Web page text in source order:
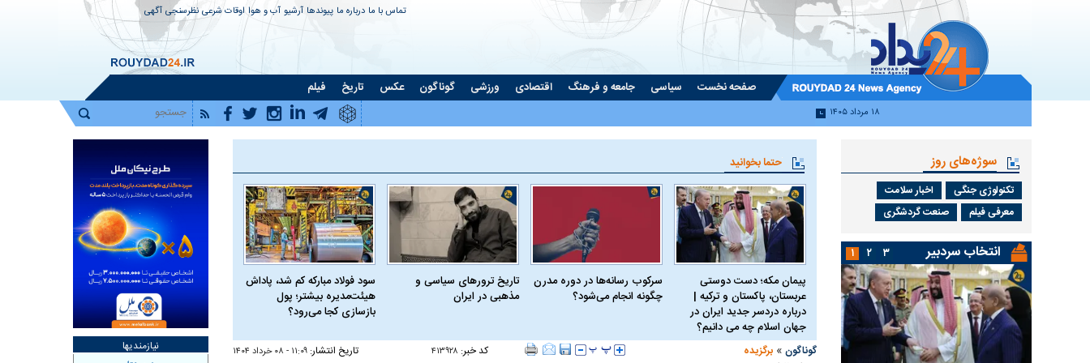
تماس با ما درباره ما پیوندها آرشیو آب و هوا اوقات شرعی نظرسنجی آگهی
صفحه نخست سیاسی جامعه و فرهنگ اقتصادی ورزشی گوناگون عکس تاریخ فیلم
۱۸ مرداد ۱۴۰۵
حتما بخوانید
پیمان مکه؛ دست دوستی
عربستان، پاکستان و ترکیه |
درباره دردسر جدید ایران در
جهان اسلام چه می دانیم؟
سرکوب رسانه‌ها در دوره مدرن
چگونه انجام می‌شود؟
تاریخ ترورهای سیاسی و
مذهبی در ایران
سود فولاد مبارکه کم شد، پاداش
هیئت‌مدیره بیشتر؛ پول
بازسازی کجا می‌رود؟
گوناگون » برگزیده کد خبر: ۴۱۳۹۲۸ تاریخ انتشار: ۱۱:۰۹ - ۰۸ خرداد ۱۴۰۴
سوژه‌های روز
تکنولوژی جنگی
اخبار سلامت
معرفی فیلم
صنعت گردشگری
انتخاب سردبیر ۱ ۲ ۳
نیازمندیها